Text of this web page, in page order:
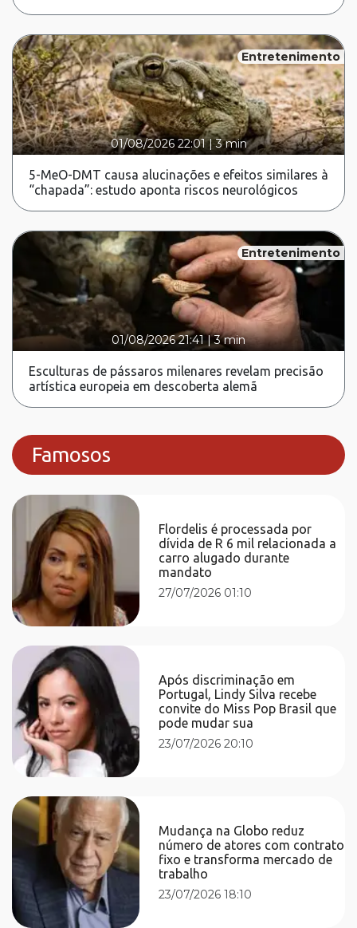
Entretenimento
01/08/2026 22:01|3 min
5-MeO-DMT causa alucinações e efeitos similares à
“chapada”: estudo aponta riscos neurológicos
Entretenimento
01/08/2026 21:41 |3 min
Esculturas de pássaros milenares revelam precisão
artística europeia em descoberta alemã
Famosos
Flordelis é processada por
dívida de R 6 mil relacionada a
carro alugado durante
mandato
27/07/2026 01:10
Após discriminação em
Portugal, Lindy Silva recebe
convite do Miss Pop Brasil que
pode mudar sua
23/07/2026 20:10
Mudança na Globo reduz
número de atores com contrato
fixo e transforma mercado de
trabalho
23/07/2026 18:10